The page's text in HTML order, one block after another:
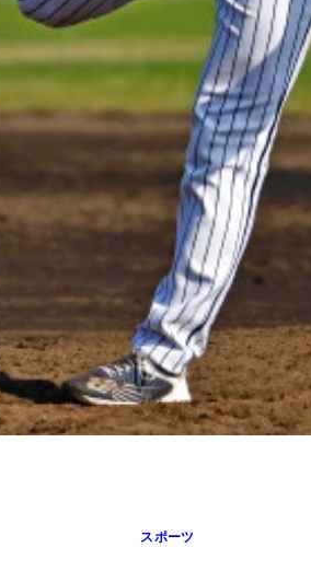
参加。同年のWBCでメキシコ代表
ンディ・アロサレーナ外野手（現
スポーツ